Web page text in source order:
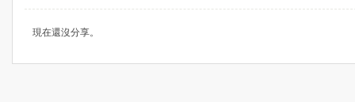
現在還沒分享。